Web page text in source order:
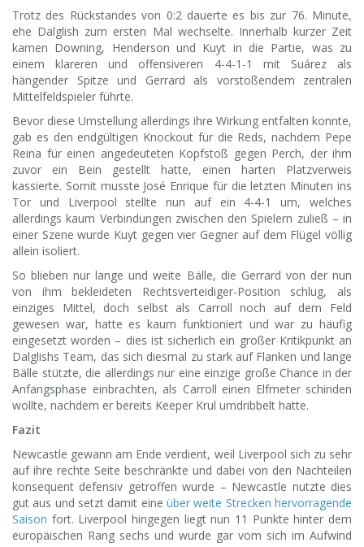
Trotz des Rückstandes von 0:2 dauerte es bis zur 76. Minute,
ehe Dalglish zum ersten Mal wechselte. Innerhalb kurzer Zeit
kamen Downing, Henderson und Kuyt in die Partie, was zu
einem klareren und offensiveren 4-4-1-1 mit Suárez als
hängender Spitze und Gerrard als vorstoßendem zentralen
Mittelfeldspieler führte.
Bevor diese Umstellung allerdings ihre Wirkung entfalten konnte,
gab es den endgültigen Knockout für die Reds, nachdem Pepe
Reina für einen angedeuteten Kopfstoß gegen Perch, der ihm
zuvor ein Bein gestellt hatte, einen harten Platzverweis
kassierte. Somit musste José Enrique für die letzten Minuten ins
Tor und Liverpool stellte nun auf ein 4-4-1 um, welches
allerdings kaum Verbindungen zwischen den Spielern zuließ – in
einer Szene wurde Kuyt gegen vier Gegner auf dem Flügel völlig
allein isoliert.
So blieben nur lange und weite Bälle, die Gerrard von der nun
von ihm bekleideten Rechtsverteidiger-Position schlug, als
einziges Mittel, doch selbst als Carroll noch auf dem Feld
gewesen war, hatte es kaum funktioniert und war zu häufig
eingesetzt worden – dies ist sicherlich ein großer Kritikpunkt an
Dalglishs Team, das sich diesmal zu stark auf Flanken und lange
Bälle stützte, die allerdings nur eine einzige große Chance in der
Anfangsphase einbrachten, als Carroll einen Elfmeter schinden
wollte, nachdem er bereits Keeper Krul umdribbelt hatte.
Fazit
Newcastle gewann am Ende verdient, weil Liverpool sich zu sehr
auf ihre rechte Seite beschränkte und dabei von den Nachteilen
konsequent defensiv getroffen wurde – Newcastle nutzte dies
gut aus und setzt damit eine über weite Strecken hervorragende
Saison fort. Liverpool hingegen liegt nun 11 Punkte hinter dem
europäischen Rang sechs und wurde gar vom sich im Aufwind